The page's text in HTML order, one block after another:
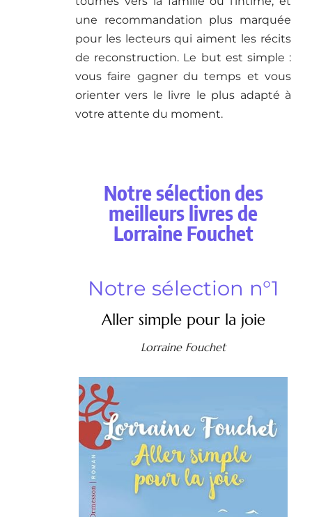
une recommandation plus marquée
pour les lecteurs qui aiment les récits
de reconstruction. Le but est simple :
vous faire gagner du temps et vous
orienter vers le livre le plus adapté à
votre attente du moment.
Notre sélection des
meilleurs livres de
Lorraine Fouchet
Notre sélection n°1
Aller simple pour la joie
Lorraine Fouchet